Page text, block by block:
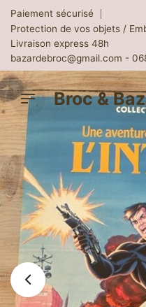
Skip
content
Paiement sécurisé
Protection de vos objets /
Livraison express 48h
bazardebroc@gmail.com -
Broc &